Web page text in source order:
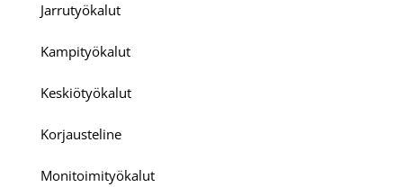
Jarrutyökalut
Kampityökalut
Keskiötyökalut
Korjausteline
Monitoimityökalut